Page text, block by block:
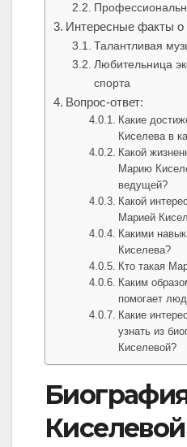
Интересные факты
Талантливая
Любительница
спорта
Вопрос-ответ:
Какие
Киселева в
Какой
Марию
ведущей?
Какой
Марией
Какими
Киселева?
Кто такая
Каким
помогает
Какие
узнать из
Киселевой?
Киселевой